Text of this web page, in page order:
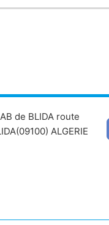
de BLIDA route
ALGERIE